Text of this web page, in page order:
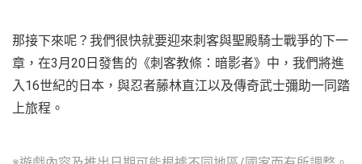
那接下來呢？我們很快就要迎來刺客與聖殿騎士戰爭的下一
章，在3月20日發售的《刺客教條：暗影者》中，我們將進
入16世紀的日本，與忍者藤林直江以及傳奇武士彌助一同踏
上旅程。